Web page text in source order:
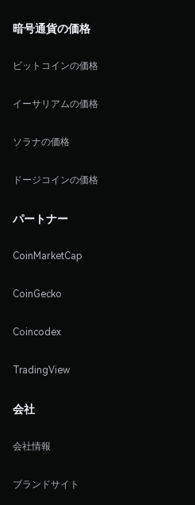
暗号通貨の価格
ビットコインの価格
イーサリアムの価格
ソラナの価格
ドージコインの価格
パートナー
CoinMarketCap
CoinGecko
Coincodex
TradingView
会社
会社情報
ブランドサイト